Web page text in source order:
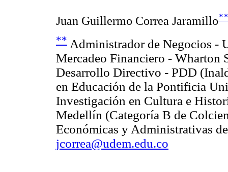
Juan Guillermo Correa Jaramillo**
** Administrador de Negocios -
Mercadeo Financiero - Wharton
Desarrollo Directivo - PDD
en Educación de la Pontificia
Investigación en Cultura e
Medellín (Categoría B de
Económicas y Administrativas
jcorrea@udem.edu.co